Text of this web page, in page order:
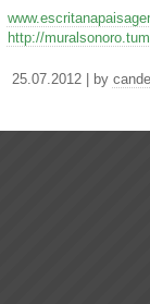
http://
25.07.2012 | by